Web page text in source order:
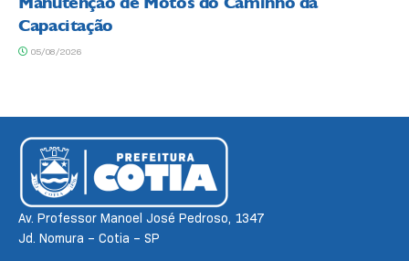
Capacitação
05/08/2026
Av. Professor Manoel José Pedroso, 1347
Jd. Nomura – Cotia – SP